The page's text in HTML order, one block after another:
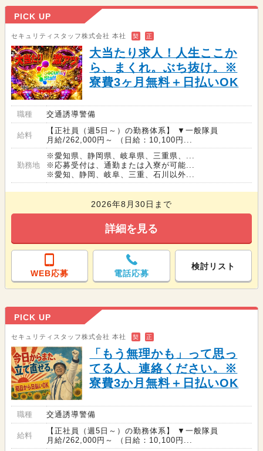
PICK UP
セキュリティスタッフ株式会社 本社 契 正
大当たり求人！人生ここか
ら、まくれ。ぶち抜け。※
寮費3ヶ月無料＋日払いOK
職種 交通誘導警備
給料
【正社員（週5日～）の勤務体系】 ▼一般隊員
月給/262,000円～ （日給：10,100円...
勤務地
※愛知県、静岡県、岐阜県、三重県、...
※応募受付は、通勤または入寮が可能...
※愛知、静岡、岐阜、三重、石川以外...
2026年8月30日まで
詳細を見る
WEB応募 電話応募
検討リスト
PICK UP
セキュリティスタッフ株式会社 本社 契 正
「もう無理かも」って思っ
てる人、連絡ください。※
寮費3か月無料＋日払いOK
職種 交通誘導警備
給料
【正社員（週5日～）の勤務体系】 ▼一般隊員
月給/262,000円～ （日給：10,100円...